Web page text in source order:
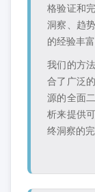
格验证和
洞察、趋
的经验丰
我们的方
合了广泛
源的全面
析来提供
终洞察的